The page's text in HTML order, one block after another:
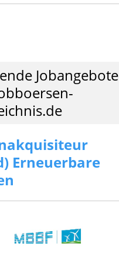
Jobangebote
Erneuerbare